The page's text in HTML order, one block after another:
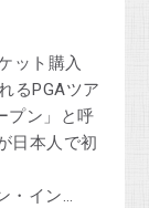
ット購入
るPGAツア
プン」と呼
日本人で初
・イン…